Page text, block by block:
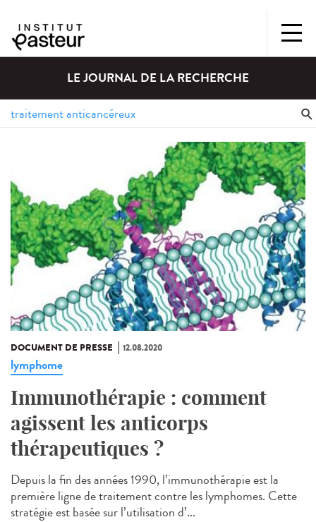
LE JOURNAL DE LA RECHERCHE
DOCUMENT DE PRESSE 12.08.2020
lymphome
Immunothérapie : comment
agissent les anticorps
thérapeutiques ?
Depuis la fin des années 1990, l’immunothérapie est la
première ligne de traitement contre les lymphomes. Cette
stratégie est basée sur l’utilisation d’...